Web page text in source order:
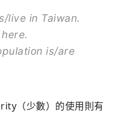
live in Taiwan.
is/are
（少數）的使用則有